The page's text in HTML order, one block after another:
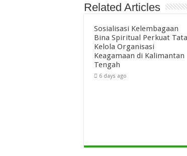
Related Articles
Sosialisasi Kelembagaan
Bina Spiritual Perkuat Tata
Kelola Organisasi
Keagamaan di Kalimantan
Tengah
6 days ago